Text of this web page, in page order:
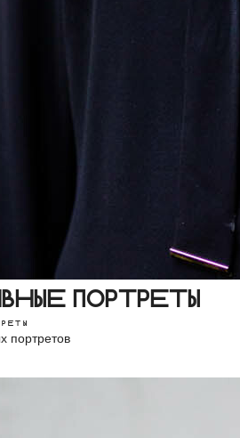
портреты
портретов